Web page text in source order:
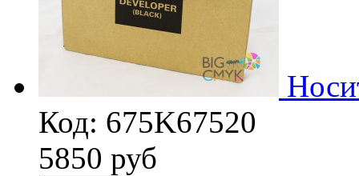
Код: 675K67520
5850 руб